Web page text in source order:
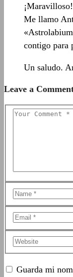
¡Maravilloso!
Me llamo
contigo para
Un saludo.
Leave a
Guarda mi